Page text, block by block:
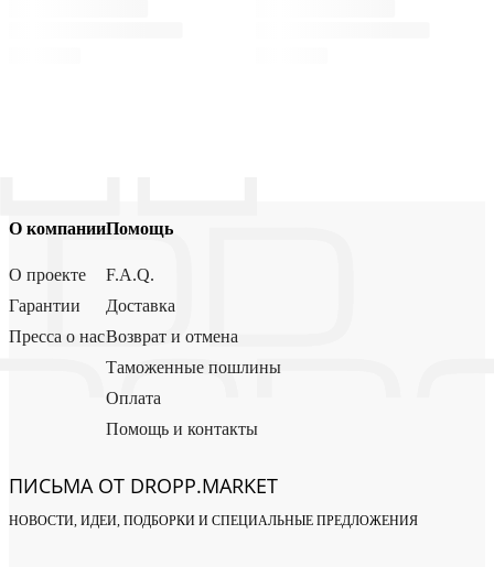
О компании
О проекте
Гарантии
Пресса о нас
Помощь
F.A.Q.
Доставка
Возврат и отмена
Таможенные пошлины
Оплата
Помощь и контакты
ПИСЬМА ОТ DROPP.MARKET
НОВОСТИ, ИДЕИ, ПОДБОРКИ И СПЕЦИАЛЬНЫЕ ПРЕДЛОЖЕНИЯ